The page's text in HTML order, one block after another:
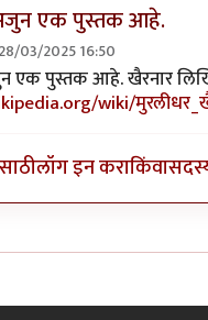
एक पुस्तक आहे.
03/2025 16:50
एक पुस्तक आहे. खैरनार
wiki/
लॉग इन कराकिंवा